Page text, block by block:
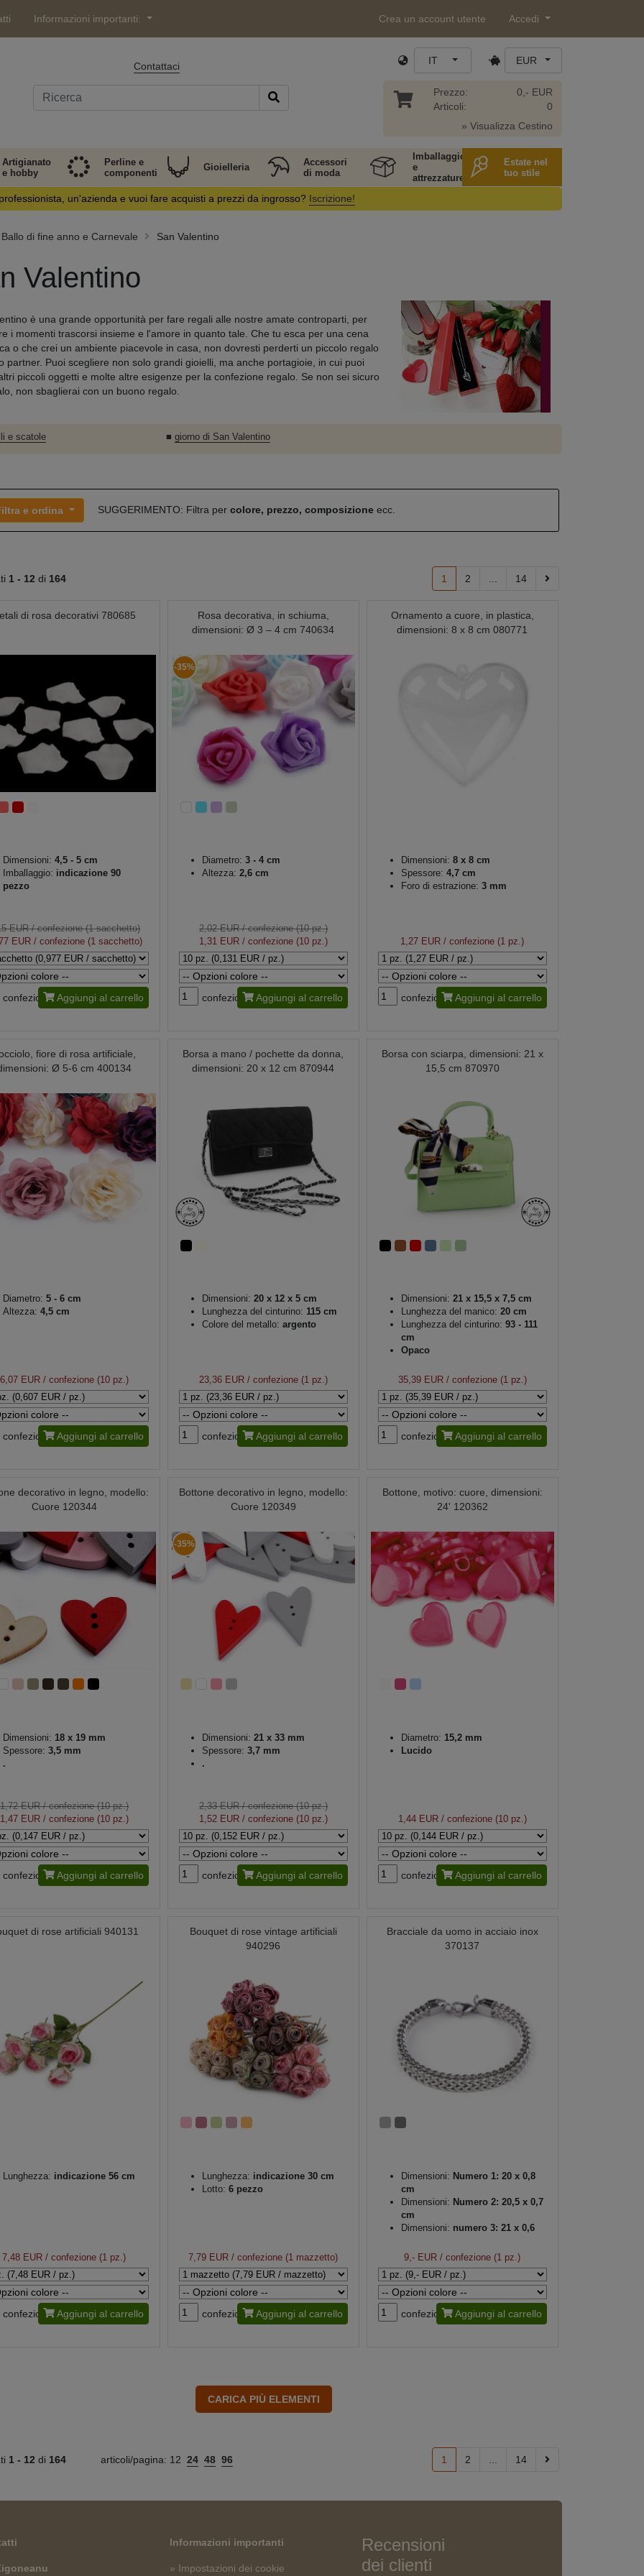
Informazioni importanti: Crea un account utente Accedi
Contattaci IT EUR
Prezzo:
Articoli:
0,- EUR
0
» Visualizza Cestino
Artigianato
e hobby
Perline e
componenti
Gioielleria
Accessori
di moda
Imballaggio
e
attrezzature
Estate nel
tuo stile
un'azienda e vuoi fare acquisti a prezzi da ingrosso? Iscrizione!
Ballo di fine anno e Carnevale San Valentino
Valentino
è una grande opportunità per fare regali alle nostre amate controparti, per
i momenti trascorsi insieme e l'amore in quanto tale. Che tu esca per una cena
o che crei un ambiente piacevole in casa, non dovresti perderti un piccolo regalo
partner. Puoi scegliere non solo grandi gioielli, ma anche portagioie, in cui puoi
piccoli oggetti e molte altre esigenze per la confezione regalo. Se non sei sicuro
non sbaglierai con un buono regalo.
e scatole ■ giorno di San Valentino
e ordina SUGGERIMENTO: Filtra per colore, prezzo, composizioneecc.
1 - 12 di 164 1 2 14
di rosa decorativi 780685
Dimensioni: 4,5 - 5 cm
Imballaggio: indicazione 90
pezzo
EUR/ confezione (1 sacchetto)
EUR / confezione (1 sacchetto)
confezione Aggiungi al carrello
Rosa decorativa, in schiuma,
dimensioni: Ø 3 – 4 cm 740634
-35%
Diametro: 3 - 4 cm
Altezza: 2,6 cm
2,02 EUR/ confezione (10 pz.)
1,31 EUR/ confezione (10 pz.)
confezione Aggiungi al carrello
Ornamento a cuore, in plastica,
dimensioni: 8 x 8 cm 080771
Dimensioni: 8 x 8 cm
Spessore: 4,7 cm
Foro di estrazione: 3 mm
1,27 EUR / confezione (1 pz.)
confezione Aggiungi al carrello
fiore di rosa artificiale,
Ø 5-6 cm 400134
Diametro: 5 - 6 cm
Altezza: 4,5 cm
6,07 EUR/ confezione (10 pz.)
confezione Aggiungi al carrello
Borsa a mano / pochette da donna,
dimensioni: 20 x 12 cm 870944
Dimensioni: 20 x 12 x 5 cm
Lunghezza del cinturino: 115 cm
Colore del metallo: argento
23,36 EUR/ confezione (1 pz.)
confezione Aggiungi al carrello
Borsa con sciarpa, dimensioni: 21 x
15,5 cm 870970
Dimensioni: 21 x 15,5 x 7,5 cm
Lunghezza del manico: 20 cm
Lunghezza del cinturino: 93 - 111
cm
Opaco
35,39 EUR/ confezione (1 pz.)
confezione Aggiungi al carrello
decorativo in legno, modello:
Cuore 120344
Dimensioni: 18 x 19 mm
Spessore: 3,5 mm
.
1,72 EUR/ confezione (10 pz.)
1,47 EUR/ confezione (10 pz.)
confezione Aggiungi al carrello
Bottone decorativo in legno, modello:
Cuore 120349
-35%
Dimensioni: 21 x 33 mm
Spessore: 3,7 mm
.
2,33 EUR/ confezione (10 pz.)
1,52 EUR/ confezione (10 pz.)
confezione Aggiungi al carrello
Bottone, motivo: cuore, dimensioni:
24' 120362
Diametro: 15,2 mm
Lucido
1,44 EUR/ confezione (10 pz.)
confezione Aggiungi al carrello
di rose artificiali 940131
Lunghezza: indicazione 56 cm
7,48 EUR / confezione (1 pz.)
confezione Aggiungi al carrello
Bouquet di rose vintage artificiali
940296
Lunghezza: indicazione 30 cm
Lotto: 6 pezzo
7,79 EUR / confezione (1 mazzetto)
confezione Aggiungi al carrello
Bracciale da uomo in acciaio inox
370137
Dimensioni: Numero 1: 20 x 0,8
cm
Dimensioni: Numero 2: 20,5 x 0,7
cm
Dimensioni: numero 3: 21 x 0,6
Acciaio inossidabile
9,- EUR / confezione (1 pz.)
confezione Aggiungi al carrello
1 - 12 di 164 articoli/pagina: 12 24 48 96 1 2 14
Informazioni importanti
» Impostazioni dei cookie
Recensioni
dei clienti